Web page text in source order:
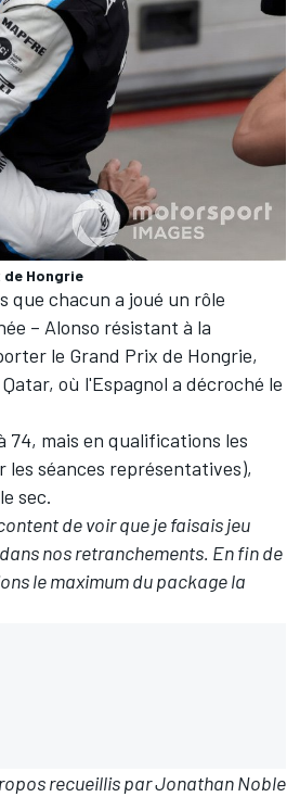
Hongrie
que chacun a joué un rôle
– Alonso résistant à la
le Grand Prix de Hongrie,
où l'Espagnol a décroché le
74, mais en qualifications les
les séances représentatives),
sec.
de voir que je faisais jeu
nos retranchements. En fin de
le maximum du package la
recueillis par Jonathan Noble